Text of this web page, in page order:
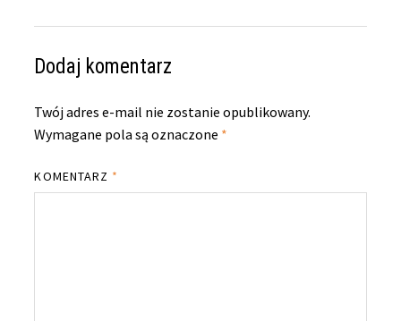
Dodaj komentarz
Twój adres e-mail nie zostanie opublikowany.
Wymagane pola są oznaczone *
KOMENTARZ *